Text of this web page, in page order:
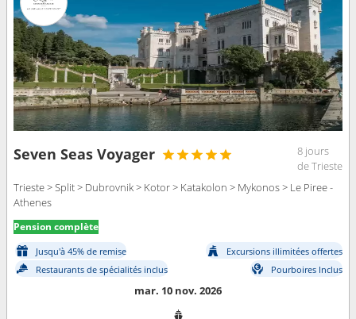
Seven Seas Voyager
8 jours
de Trieste
Trieste > Split > Dubrovnik > Kotor > Katakolon > Mykonos > Le Piree -
Athenes
Pension complète
Jusqu'à 45% de remise
Excursions illimitées offertes
Restaurants de spécialités inclus
Pourboires Inclus
mar. 10 nov. 2026